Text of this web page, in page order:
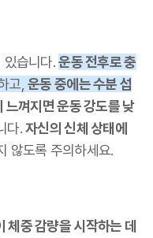
있습니다.운동 전후로 충
고,운동 중에는 수분 섭
느껴지면 운동 강도를 낮
다.자신의 신체 상태에
않도록 주의하세요.
체중 감량을 시작하는 데